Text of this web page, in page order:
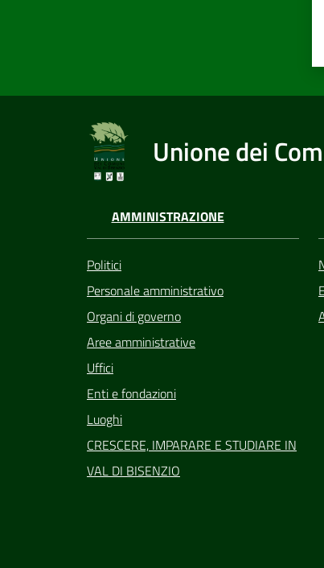
Unione dei
AMMINISTRAZIONE
Politici
Personale amministrativo
Organi di governo
Aree amministrative
Uffici
Enti e fondazioni
Luoghi
CRESCERE, IMPARARE E STUDIARE IN
VAL DI BISENZIO